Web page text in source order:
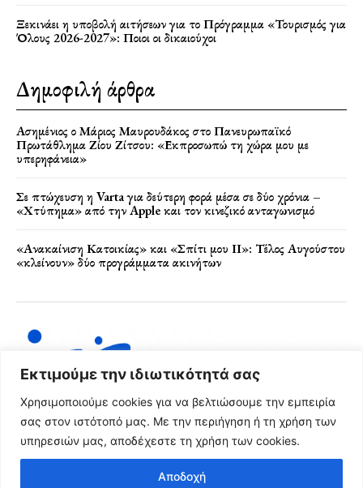
Εκτιμούμε την ιδιωτικότητά σας
Χρησιμοποιούμε cookies για να βελτιώσουμε την εμπειρία
σας στον ιστότοπό μας. Με την περιήγηση ή τη χρήση των
υπηρεσιών μας, αποδέχεστε τη χρήση των cookies.
Αποδοχή
Ξεκινάει η υποβολή αιτήσεων για το Πρόγραμμα «Τουρισμός για
Όλους 2026-2027»: Ποιοι οι δικαιούχοι
Δημοφιλή άρθρα
Ασημένιος ο Μάριος Μαυρουδάκος στο Πανευρωπαϊκό
Πρωτάθλημα Ζίου Ζίτσου: «Εκπροσωπώ τη χώρα μου με
υπερηφάνεια»
Σε πτώχευση η Varta για δεύτερη φορά μέσα σε δύο χρόνια –
«Χτύπημα» από την Apple και τον κινεζικό ανταγωνισμό
«Ανακαίνιση Κατοικίας» και «Σπίτι μου ΙΙ»: Τέλος Αυγούστου
«κλείνουν» δύο προγράμματα ακινήτων
Όροι Χρήσης & Πολιτική Απορρήτου